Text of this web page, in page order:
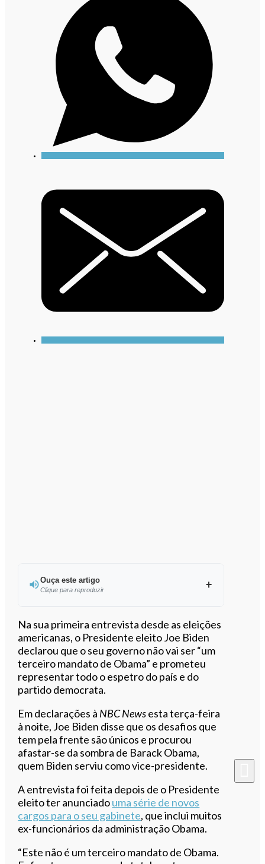
Ouça este artigo
Clique para reproduzir
Ouvir este artigo
Na sua primeira entrevista desde as eleições
americanas, o Presidente eleito Joe Biden
declarou que o seu governo não vai ser “um
terceiro mandato de Obama” e prometeu
representar todo o espetro do país e do
partido democrata.
Em declarações à NBC Newsesta terça-feira
à noite, Joe Biden disse que os desafios que
tem pela frente são únicos e procurou
afastar-se da sombra de Barack Obama,
quem Biden serviu como vice-presidente.
A entrevista foi feita depois de o Presidente
eleito ter anunciadouma série de novos
cargos para o seu gabinete, que inclui muitos
ex-funcionários da administração Obama.
“Este não é um terceiro mandato de Obama.